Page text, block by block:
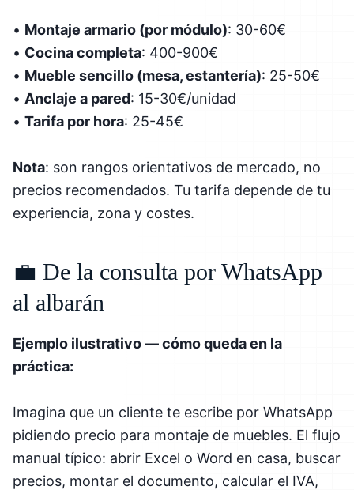
• Montaje armario (por módulo): 30-60€
• Cocina completa: 400-900€
• Mueble sencillo (mesa, estantería): 25-50€
• Anclaje a pared: 15-30€/unidad
• Tarifa por hora: 25-45€
Nota: son rangos orientativos de mercado, no
precios recomendados. Tu tarifa depende de tu
experiencia, zona y costes.
💼 De la consulta por WhatsApp
al albarán
Ejemplo ilustrativo — cómo queda en la
práctica:
Imagina que un cliente te escribe por WhatsApp
pidiendo precio para montaje de muebles. El flujo
manual típico: abrir Excel o Word en casa, buscar
precios, montar el documento, calcular el IVA,